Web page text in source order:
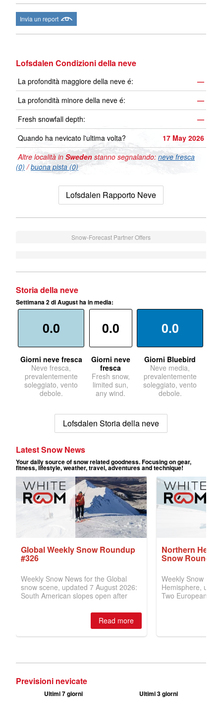
Invia un report
Lofsdalen Condizioni della neve
La profondità maggiore della neve é:
—
La profondità minore della neve é:
—
Fresh snowfall depth:
—
Quando ha nevicato l'ultima volta?
17 May 2026
Altre località in Sweden stanno segnalando: neve fresca
(0) /buona pista (0)
Lofsdalen Rapporto Neve
Snow-Forecast Partner Offers
Storia della neve
Settimana 2 di August ha in media:
0.0
Giorni neve fresca
Neve fresca,
prevalentemente
soleggiato, vento
debole.
0.0
Giorni neve
fresca
Fresh snow,
limited sun,
any wind.
0.0
Giorni Bluebird
Neve media,
prevalentemente
soleggiato, vento
debole.
Lofsdalen Storia della neve
Previsioni nevicate
Ultimi 7 giorni Ultimi 3 giorni